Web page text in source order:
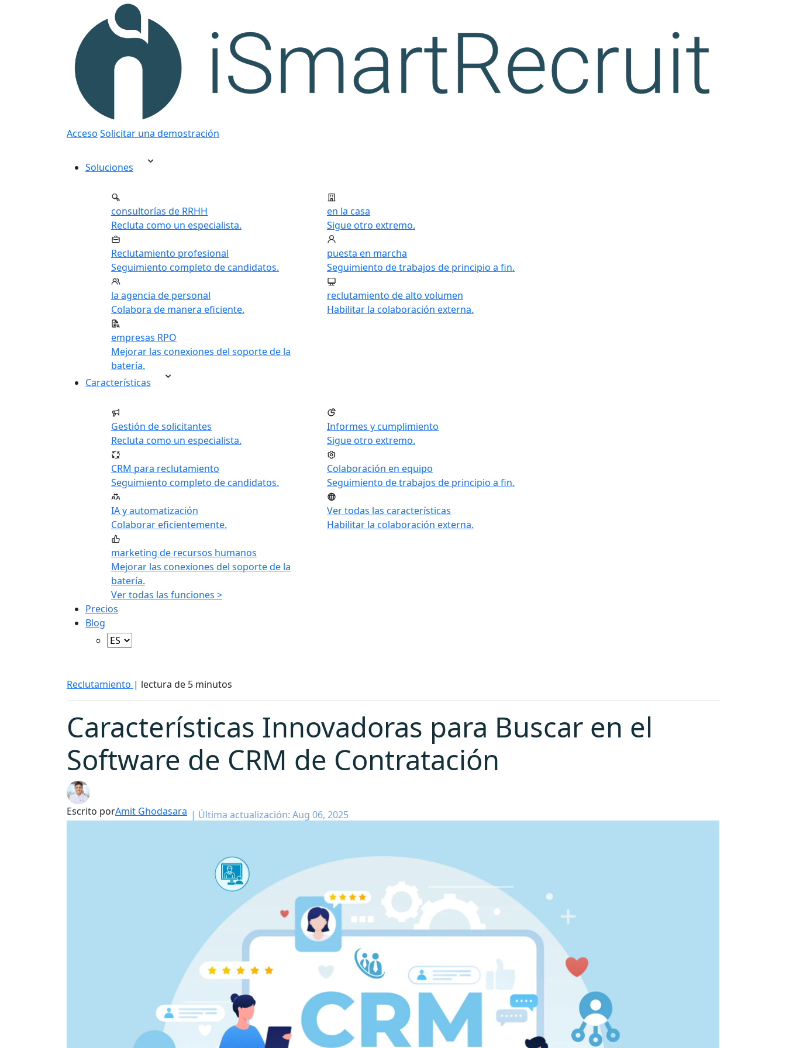
Acceso Solicitar una demostración
Soluciones
consultorías de RRHH
Recluta como un especialista.
Reclutamiento profesional
Seguimiento completo de candidatos.
la agencia de personal
Colabora de manera eficiente.
empresas RPO
Mejorar las conexiones del soporte de la
batería.
en la casa
Sigue otro extremo.
puesta en marcha
Seguimiento de trabajos de principio a fin.
reclutamiento de alto volumen
Habilitar la colaboración externa.
Características
Gestión de solicitantes
Recluta como un especialista.
CRM para reclutamiento
Seguimiento completo de candidatos.
IA y automatización
Colaborar eficientemente.
marketing de recursos humanos
Mejorar las conexiones del soporte de la
batería.
Informes y cumplimiento
Sigue otro extremo.
Colaboración en equipo
Seguimiento de trabajos de principio a fin.
Ver todas las características
Habilitar la colaboración externa.
Ver todas las funciones >
Precios
Blog
Reclutamiento | lectura de 5 minutos
Características Innovadoras para Buscar en el
Software de CRM de Contratación
Escrito porAmit Ghodasara | Última actualización: Aug 06, 2025